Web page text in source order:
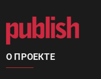
О ПРОЕКТЕ